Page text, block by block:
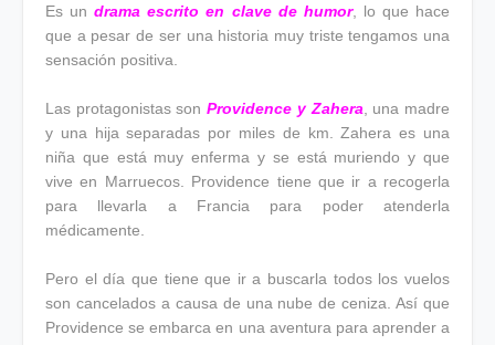
Es undrama escrito en clave de humor, lo que hace
que a pesar de ser una historia muy triste tengamos una
sensación positiva.
Las protagonistas sonProvidence y Zahera , una madre
y una hija separadas por miles de km. Zahera es una
niña que está muy enferma y se está muriendo y que
vive en Marruecos. Providence tiene que ir a recogerla
para llevarla a Francia para poder atenderla
médicamente.
Pero el día que tiene que ir a buscarla todos los vuelos
son cancelados a causa de una nube de ceniza. Así que
Providence se embarca en una aventura para aprender a